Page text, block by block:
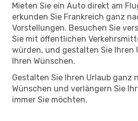
Mieten Sie ein Auto direkt am
erkunden Sie Frankreich ganz
Vorstellungen. Besuchen Sie
Sie mit öffentlichen
würden, und gestalten Sie Ihren
Ihren Wünschen.
Gestalten Sie Ihren Urlaub ganz
Wünschen und verlängern Sie
immer Sie möchten.